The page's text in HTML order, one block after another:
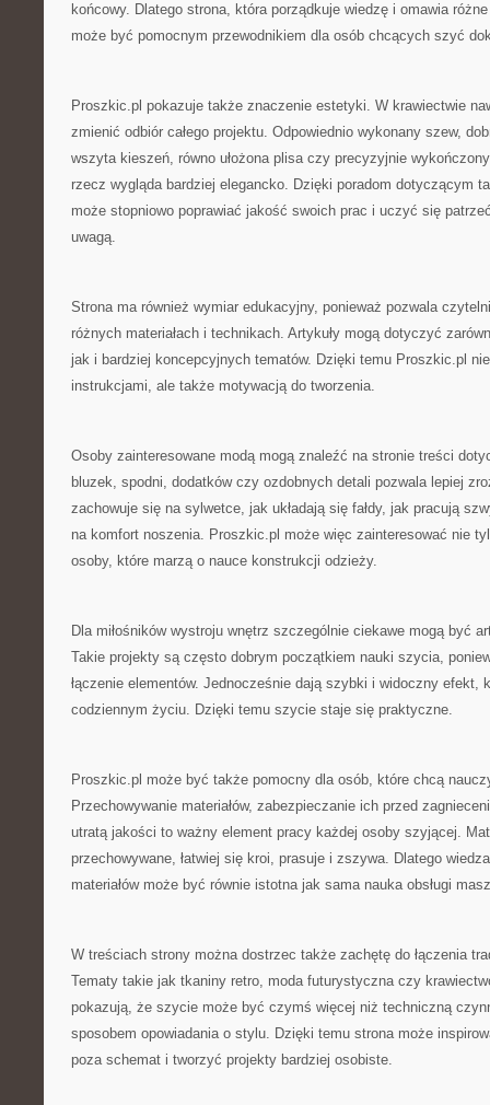
końcowy. Dlatego strona, która porządkuje wiedzę i omawia
może być pomocnym przewodnikiem dla osób chcących szyć
Proszkic.pl pokazuje także znaczenie estetyki. W krawiectwie
zmienić odbiór całego projektu. Odpowiednio wykonany szew,
wszyta kieszeń, równo ułożona plisa czy precyzyjnie
rzecz wygląda bardziej elegancko. Dzięki poradom dotyczącym
może stopniowo poprawiać jakość swoich prac i uczyć się
uwagą.
Strona ma również wymiar edukacyjny, ponieważ pozwala
różnych materiałach i technikach. Artykuły mogą dotyczyć
jak i bardziej koncepcyjnych tematów. Dzięki temu Proszkic.pl
instrukcjami, ale także motywacją do tworzenia.
Osoby zainteresowane modą mogą znaleźć na stronie treści
bluzek, spodni, dodatków czy ozdobnych detali pozwala lepiej
zachowuje się na sylwetce, jak układają się fałdy, jak pracują
na komfort noszenia. Proszkic.pl może więc zainteresować nie
osoby, które marzą o nauce konstrukcji odzieży.
Dla miłośników wystroju wnętrz szczególnie ciekawe mogą być
Takie projekty są często dobrym początkiem nauki szycia,
łączenie elementów. Jednocześnie dają szybki i widoczny efekt,
codziennym życiu. Dzięki temu szycie staje się praktyczne.
Proszkic.pl może być także pomocny dla osób, które chcą
Przechowywanie materiałów, zabezpieczanie ich przed
utratą jakości to ważny element pracy każdej osoby szyjącej.
przechowywane, łatwiej się kroi, prasuje i zszywa. Dlatego
materiałów może być równie istotna jak sama nauka obsługi
W treściach strony można dostrzec także zachętę do łączenia
Tematy takie jak tkaniny retro, moda futurystyczna czy
pokazują, że szycie może być czymś więcej niż techniczną
sposobem opowiadania o stylu. Dzięki temu strona może
poza schemat i tworzyć projekty bardziej osobiste.